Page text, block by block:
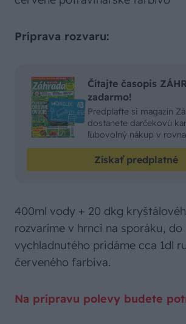
Príprava rozvaru:
Čítajte časopis
zadarmo!
Predplaťte si magazín
dostanete darčekovú
ľubovolný nákup v
Získať predplatné
400ml vody + 20 dkg
rozvaríme v hrnci na sporáku, do
vychladnutého pridáme cca 1dl
červeného farbiva.
Na prípravu polevy budete